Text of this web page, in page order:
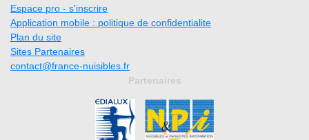
Espace pro - s'inscrire
Application mobile : politique de confidentialite
Plan du site
Sites Partenaires
contact@france-nuisibles.fr
Partenaires